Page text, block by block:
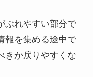
ぶれやすい部分で
報を集める途中で
きか戻りやすくな